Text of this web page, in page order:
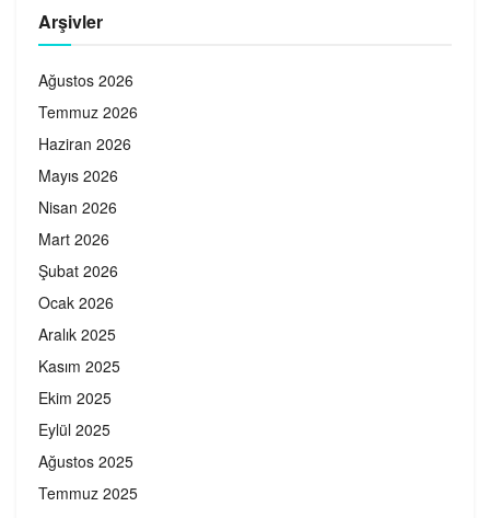
Arşivler
Ağustos 2026
Temmuz 2026
Haziran 2026
Mayıs 2026
Nisan 2026
Mart 2026
Şubat 2026
Ocak 2026
Aralık 2025
Kasım 2025
Ekim 2025
Eylül 2025
Ağustos 2025
Temmuz 2025